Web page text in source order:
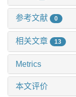
参考文献 0
相关文章 13
Metrics
本文评价